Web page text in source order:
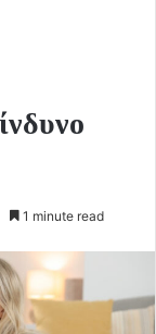
1 minute read